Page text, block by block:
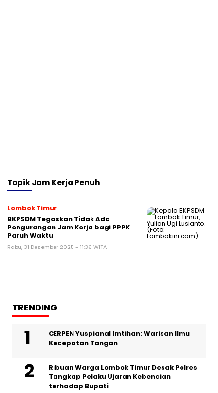
TopikJam Kerja Penuh
Lombok Timur
BKPSDM Tegaskan Tidak Ada
Pengurangan Jam Kerja bagi PPPK
Paruh Waktu
Rabu, 31 Desember 2025 - 11:36 WITA
TRENDING
CERPEN Yuspianal Imtihan: Warisan Ilmu
Kecepatan Tangan
Ribuan Warga Lombok Timur Desak Polres
Tangkap Pelaku Ujaran Kebencian
terhadap Bupati